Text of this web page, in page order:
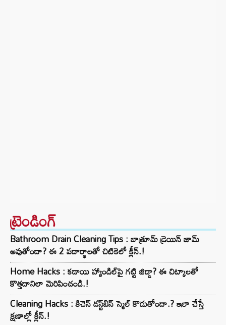
ట్రెండింగ్‌
Bathroom Drain Cleaning Tips : బాత్రూమ్ డ్రెయిన్ జామ్
అవుతోందా? ఈ 2 పదార్థాలతో చిటికెలో క్లీన్.!
Home Hacks : కడాయి హ్యాండిల్‌పై గట్టి జిడ్డా? ఈ చిట్కాలతో
కొత్తదానిలా మెరిపించండి.!
Cleaning Hacks : కిచెన్ డస్ట్‌బిన్ స్మెల్ కొడుతోందా.? ఇలా చేస్తే
క్షణాల్లో క్లీన్.!